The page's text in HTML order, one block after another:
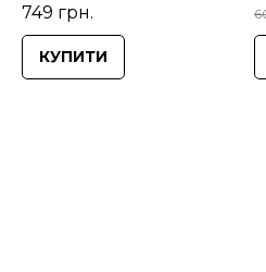
749 грн.
КУПИТИ